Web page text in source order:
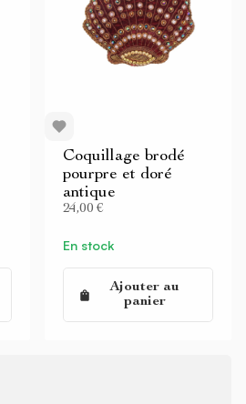
Coquillage brodé
pourpre et doré
antique
24,00 €
En stock
Ajouter au
panier